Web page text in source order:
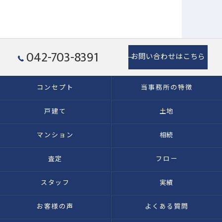
042-703-8391 お問い合わせはこちら
コンセプト 当事務所の特徴
戸建て 土地
マンション 相続
査定 フロー
スタッフ 実績
お客様の声 よくある質問